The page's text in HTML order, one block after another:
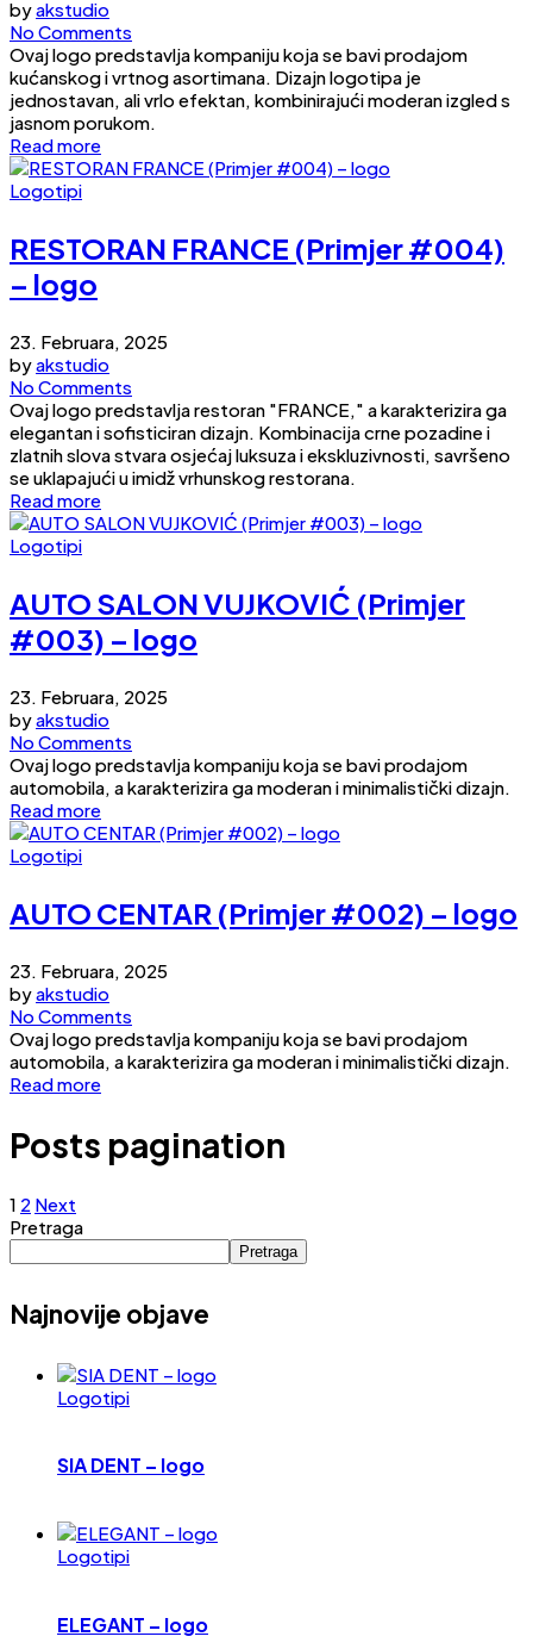
byakstudio
No Comments
Ovaj logo predstavlja kompaniju koja se bavi prodajom
kućanskog i vrtnog asortimana. Dizajn logotipa je
jednostavan, ali vrlo efektan, kombinirajući moderan izgled s
jasnom porukom.
Read more
Logotipi
RESTORAN FRANCE (Primjer #004)
– logo
23. Februara, 2025
byakstudio
No Comments
Ovaj logo predstavlja restoran "FRANCE," a karakterizira ga
elegantan i sofisticiran dizajn. Kombinacija crne pozadine i
zlatnih slova stvara osjećaj luksuza i ekskluzivnosti, savršeno
se uklapajući u imidž vrhunskog restorana.
Read more
Logotipi
AUTO SALON VUJKOVIĆ (Primjer
#003) – logo
23. Februara, 2025
byakstudio
No Comments
Ovaj logo predstavlja kompaniju koja se bavi prodajom
automobila, a karakterizira ga moderan i minimalistički dizajn.
Read more
Logotipi
AUTO CENTAR (Primjer #002) – logo
23. Februara, 2025
byakstudio
No Comments
Ovaj logo predstavlja kompaniju koja se bavi prodajom
automobila, a karakterizira ga moderan i minimalistički dizajn.
Read more
Posts pagination
1 2 Next
Pretraga
Pretraga
Najnovije objave
Logotipi
SIA DENT – logo
Logotipi
ELEGANT – logo